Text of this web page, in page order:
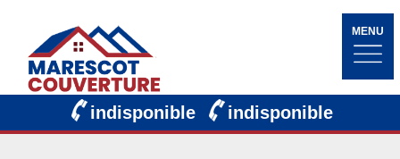
MENU
indisponible indisponible